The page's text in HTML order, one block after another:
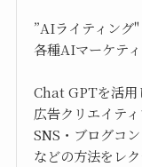
”AIライティング
各種AIマーケテ
Chat GPTを活用
広告クリエイテ
SNS・ブログコ
などの方法をレ